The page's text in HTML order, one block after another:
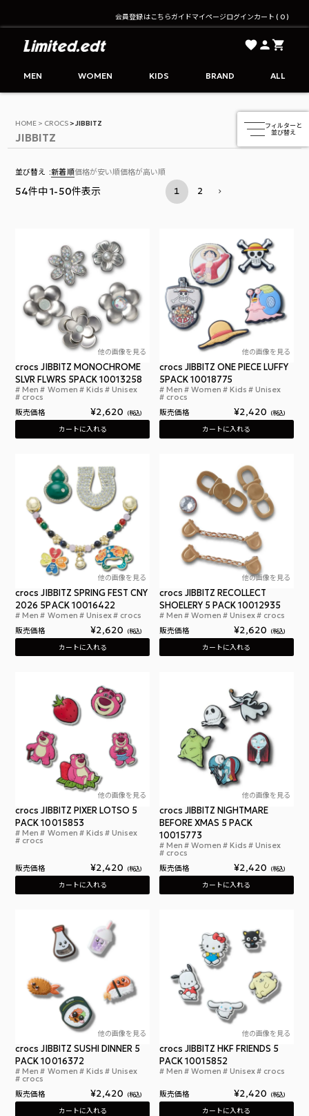
会員登録はこちらガイドマイページログインカート 0
Limited.edt - リミテッドエディション公式オンライ
MEN WOMEN KIDS BRAND ALL
HOME CROCS JIBBITZ
JIBBITZ
並び替え 新着順価格が安い順価格が高い順
54件中1-50件表示 1 2
他の画像を見る
クロックス ジビッツ モノクローム シルバー フラ
crocs JIBBITZ MONOCHROME
SLVR FLWRS 5PACK 10013258
Men Women Kids Unisex
crocs
販売価格 ¥2,620 税込
カートに入れる
他の画像を見る
crocs JIBBITZ ONE PIECE LUFFY
5PACK 10018775
Men Women Kids Unisex
crocs
販売価格 ¥2,420 税込
カートに入れる
他の画像を見る
クロックス ジビッツ スプリング フェスト CNY
crocs JIBBITZ SPRING FEST CNY
2026 5PACK 10016422
Men Women Unisex crocs
販売価格 ¥2,620 税込
カートに入れる
他の画像を見る
crocs JIBBITZ RECOLLECT
SHOELERY 5 PACK 10012935
Men Women Unisex crocs
販売価格 ¥2,620 税込
カートに入れる
他の画像を見る
クロックス ジビッツ ピクサー ロッツォ・ハグベア
crocs JIBBITZ PIXER LOTSO 5
PACK 10015853
Men Women Kids Unisex
crocs
販売価格 ¥2,420 税込
カートに入れる
他の画像を見る
crocs JIBBITZ NIGHTMARE
BEFORE XMAS 5 PACK
10015773
Men Women Kids Unisex
crocs
販売価格 ¥2,420 税込
カートに入れる
他の画像を見る
クロックス ジビッツ 寿司 ディナー 5パック
crocs JIBBITZ SUSHI DINNER 5
PACK 10016372
Men Women Kids Unisex
crocs
販売価格 ¥2,420 税込
カートに入れる
他の画像を見る
crocs JIBBITZ HKF FRIENDS 5
PACK 10015852
Men Women Unisex crocs
販売価格 ¥2,420 税込
カートに入れる